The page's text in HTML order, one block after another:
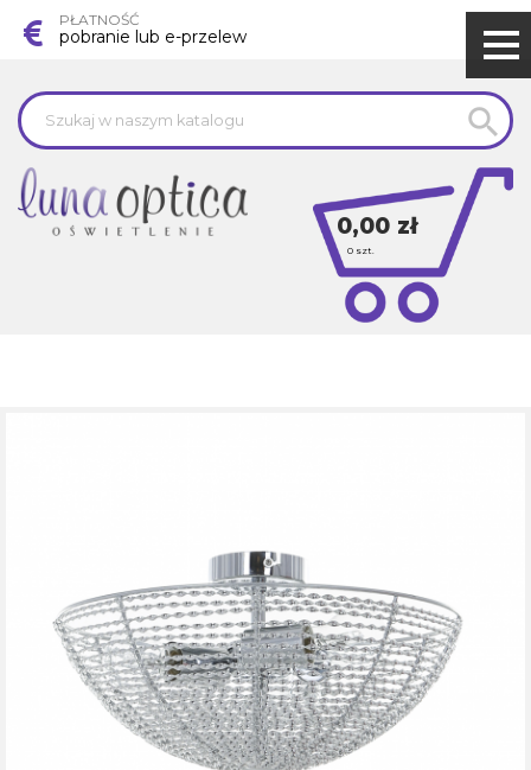
PŁATNOŚĆ
pobranie lub e-przelew

0,00 zł
0 szt.